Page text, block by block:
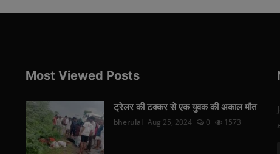
Most Viewed Posts
ट्रेलर की टक्कर से एक युवक की अकाल मौत
bherulal Aug 25, 2024 0 1573